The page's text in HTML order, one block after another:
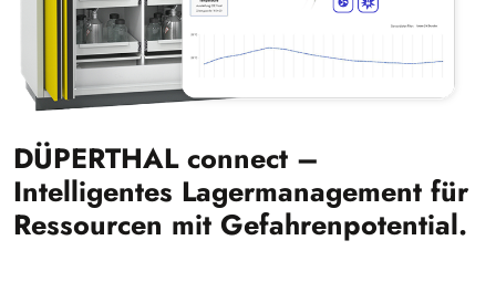
DÜPERTHAL connect –
Intelligentes Lagermanagement für
Ressourcen mit Gefahrenpotential.